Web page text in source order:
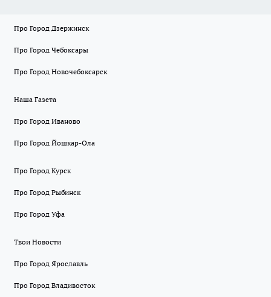
Про Город Дзержинск
Про Город Чебоксары
Про Город Новочебоксарск
Наша Газета
Про Город Иваново
Про Город Йошкар-Ола
Про Город Курск
Про Город Рыбинск
Про Город Уфа
Твои Новости
Про Город Ярославль
Про Город Владивосток